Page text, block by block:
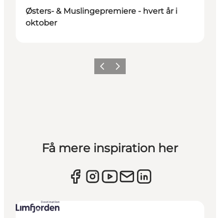
Østers- & Muslingepremiere - hvert år i
oktober
Forrige billede
Næste billede
Få mere inspiration her